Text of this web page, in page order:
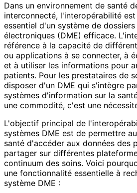
Dans un environnement de santé
interconnecté, l'interopérabilité
essentiel d'un système de
électroniques (DME) efficace.
référence à la capacité de
ou applications à se connecter, à
et à utiliser les informations pour
patients. Pour les prestataires de
disposer d'un DME qui s'intègre
systèmes d'information sur la
une commodité, c'est une
L'objectif principal de
systèmes DME est de permettre
santé d'accéder aux données des
partager sur différentes
continuum des soins. Voici
une fonctionnalité essentielle à
système DME :